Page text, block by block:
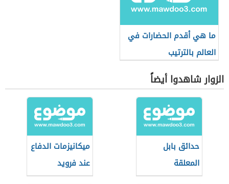
ما هي أقدم الحضارات في
العالم بالترتيب
الزوار شاهدوا أيضاً
حدائق بابل
المعلقة
ميكانيزمات الدفاع
عند فرويد